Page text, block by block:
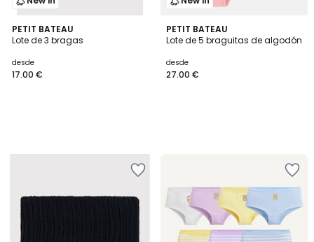
PETIT BATEAU
Lote de 3 bragas
desde
17.00 €
PETIT BATEAU
Lote de 5 braguitas de algodón
desde
27.00 €